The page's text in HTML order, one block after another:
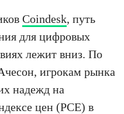
Coindesk, путь
для цифровых
лежит вниз. По
игрокам рынка
надежд на
цен (PCE) в